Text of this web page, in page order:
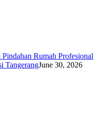
Pindahan Rumah Profesional
TangerangJune 30, 2026